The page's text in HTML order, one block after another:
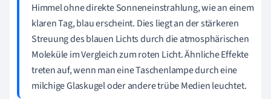
Himmel ohne direkte Sonneneinstrahlung, wie an einem
klaren Tag, blau erscheint. Dies liegt an der stärkeren
Streuung des blauen Lichts durch die atmosphärischen
Moleküle im Vergleich zum roten Licht. Ähnliche Effekte
treten auf, wenn man eine Taschenlampe durch eine
milchige Glaskugel oder andere trübe Medien leuchtet.